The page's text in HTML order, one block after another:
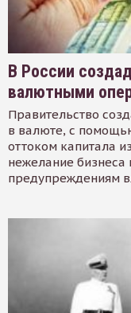
В России
валютными
Правительство
в валюте, с
оттоком капитала
нежелание бизнеса
предупреждениям